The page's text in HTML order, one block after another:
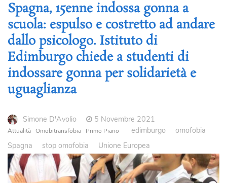
Spagna, 15enne indossa gonna a
scuola: espulso e costretto ad andare
dallo psicologo. Istituto di
Edimburgo chiede a studenti di
indossare gonna per solidarietà e
uguaglianza
Simone D'Avolio 5 Novembre 2021
Attualità Omobitransfobia Primo Piano edimburgo
omofobia
Spagna
stop omofobia Unione Europea